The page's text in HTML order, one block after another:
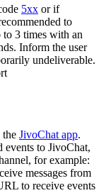
5xx or if
to
to 3 times with an
Inform the user
undeliverable.
the JivoChat app.
events to JivoChat,
for example:
messages from
to receive events